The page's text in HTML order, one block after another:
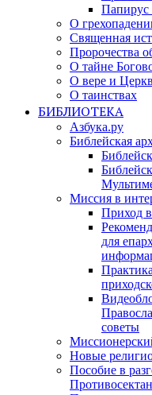
Папирус
О
Священная
Пророчества
О тайне
О вере и
О таинствах
БИБЛИОТЕКА
Азбука.ру
Библейская
Миссия в
Приход
для
советы
Новые
Пособие в